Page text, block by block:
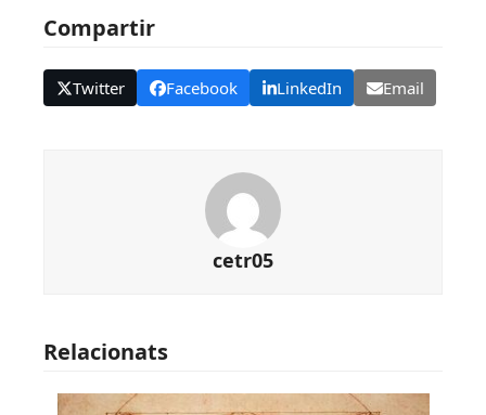
Compartir
Twitter Facebook LinkedIn Email
cetr05
Relacionats